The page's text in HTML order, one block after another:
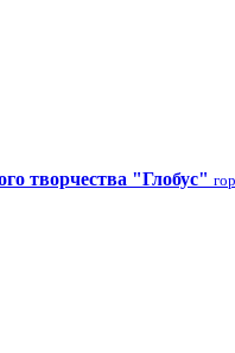
творчества "Глобус"